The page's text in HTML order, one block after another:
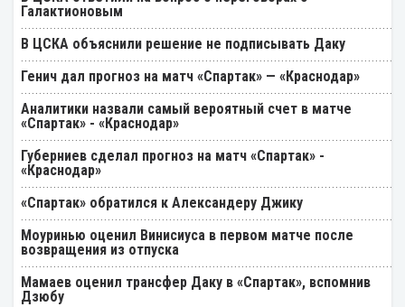
Галактионовым
В ЦСКА объяснили решение не подписывать Даку
Генич дал прогноз на матч «Спартак» — «Краснодар»
Аналитики назвали самый вероятный счет в матче
«Спартак» - «Краснодар»
Губерниев сделал прогноз на матч «Спартак» -
«Краснодар»
«Спартак» обратился к Александеру Джику
Моуринью оценил Винисиуса в первом матче после
возвращения из отпуска
Мамаев оценил трансфер Даку в «Спартак», вспомнив
Дзюбу